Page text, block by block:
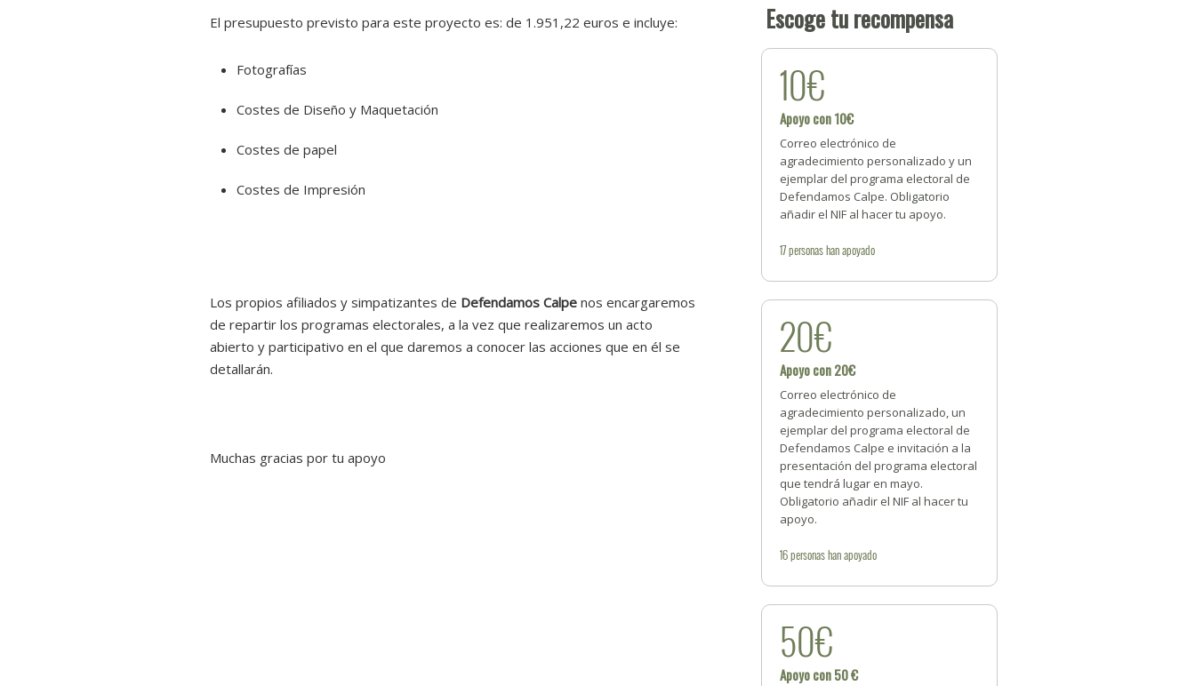
El presupuesto previsto para este proyecto es: de 1.951,22 euros e incluye:
Fotografías
Costes de Diseño y Maquetación
Costes de papel
Costes de Impresión
Los propios afiliados y simpatizantes de Defendamos Calpenos encargaremos
de repartir los programas electorales, a la vez que realizaremos un acto
abierto y participativo en el que daremos a conocer las acciones que en él se
detallarán.
Muchas gracias por tu apoyo
Escoge tu recompensa
10€
Apoyo con 10€
Correo electrónico de
agradecimiento personalizado y un
ejemplar del programa electoral de
Defendamos Calpe. Obligatorio
añadir el NIF al hacer tu apoyo.
17personashan apoyado
20€
Apoyo con 20€
Correo electrónico de
agradecimiento personalizado, un
ejemplar del programa electoral de
Defendamos Calpe e invitación a la
presentación del programa electoral
que tendrá lugar en mayo.
Obligatorio añadir el NIF al hacer tu
apoyo.
16personashan apoyado
50€
Apoyo con 50 €